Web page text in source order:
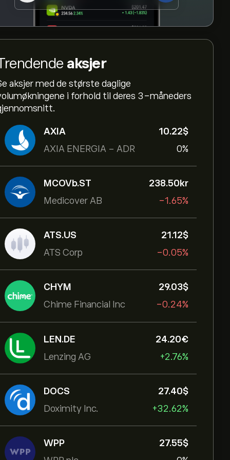
aksjer
aksjer med de største daglige
i forhold til deres 3-måneders
AXIA
AXIA ENERGIA - ADR
10.22‎$‎
0%
MCOVb.ST
Medicover AB
238.50‎kr‎
-1.65%
ATS.US
ATS Corp
21.12‎$‎
-0.05%
CHYM
Chime Financial Inc
29.03‎$‎
-0.24%
LEN.DE
Lenzing AG
24.20‎€‎
+2.76%
DOCS
Doximity Inc.
27.40‎$‎
+32.62%
WPP
27.55‎$‎